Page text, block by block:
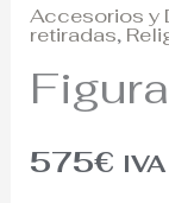
Accesorios y
retiradas,
575€